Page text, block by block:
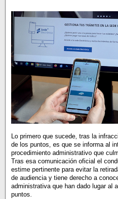
Lo primero que sucede, tras la
de los puntos, es que se informa al
procedimiento administrativo que
Tras esa comunicación oficial el
estime pertinente para evitar la
de audiencia y tiene derecho a
administrativa que han dado lugar al
puntos.